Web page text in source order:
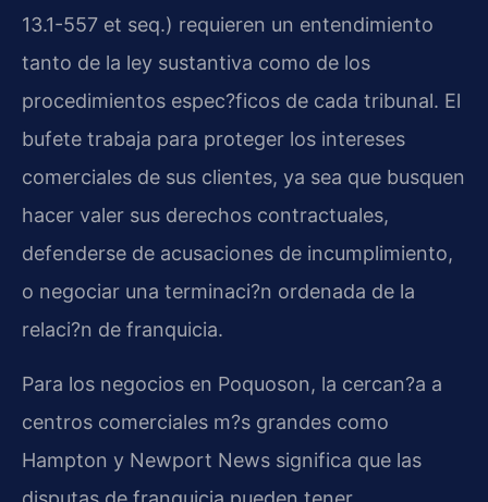
13.1-557 et seq.) requieren un entendimiento
tanto de la ley sustantiva como de los
procedimientos espec?ficos de cada tribunal. El
bufete trabaja para proteger los intereses
comerciales de sus clientes, ya sea que busquen
hacer valer sus derechos contractuales,
defenderse de acusaciones de incumplimiento,
o negociar una terminaci?n ordenada de la
relaci?n de franquicia.
Para los negocios en Poquoson, la cercan?a a
centros comerciales m?s grandes como
Hampton y Newport News significa que las